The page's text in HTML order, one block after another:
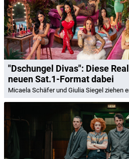
"Dschungel Divas": Diese
neuen Sat.1-Format dabei
Micaela Schäfer und Giulia Siegel ziehen